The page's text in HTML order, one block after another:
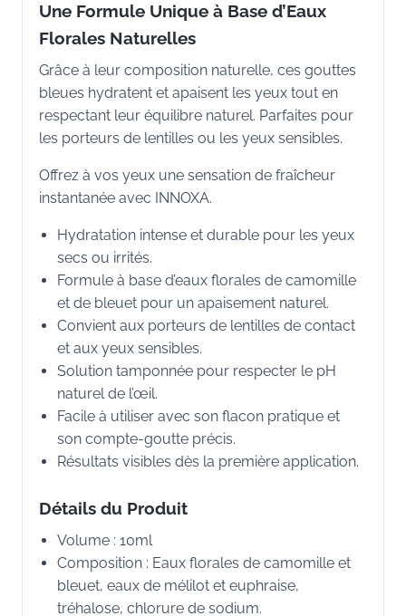
Une Formule Unique à Base d’Eaux
Florales Naturelles
Grâce à leur composition naturelle, ces gouttes
bleues hydratent et apaisent les yeux tout en
respectant leur équilibre naturel. Parfaites pour
les porteurs de lentilles ou les yeux sensibles.
Offrez à vos yeux une sensation de fraîcheur
instantanée avec INNOXA.
Hydratation intense et durable pour les yeux
secs ou irrités.
Formule à base d’eaux florales de camomille
et de bleuet pour un apaisement naturel.
Convient aux porteurs de lentilles de contact
et aux yeux sensibles.
Solution tamponnée pour respecter le pH
naturel de l’œil.
Facile à utiliser avec son flacon pratique et
son compte-goutte précis.
Résultats visibles dès la première application.
Détails du Produit
Volume : 10ml
Composition : Eaux florales de camomille et
bleuet, eaux de mélilot et euphraise,
tréhalose, chlorure de sodium.